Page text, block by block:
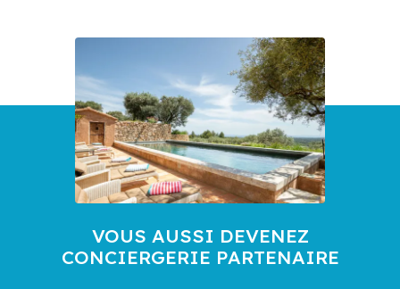
VOUS AUSSI DEVENEZ
CONCIERGERIE PARTENAIRE